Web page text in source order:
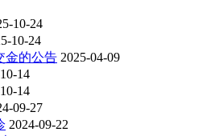
10-24
10-24
金的公告 2025-04-09
14
14
09-27
2024-09-22